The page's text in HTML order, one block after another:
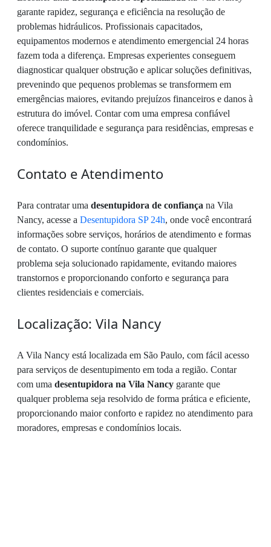
garante rapidez, segurança e eficiência na resolução de
problemas hidráulicos. Profissionais capacitados,
equipamentos modernos e atendimento emergencial 24 horas
fazem toda a diferença. Empresas experientes conseguem
diagnosticar qualquer obstrução e aplicar soluções definitivas,
prevenindo que pequenos problemas se transformem em
emergências maiores, evitando prejuízos financeiros e danos à
estrutura do imóvel. Contar com uma empresa confiável
oferece tranquilidade e segurança para residências, empresas e
condomínios.
Contato e Atendimento
Para contratar uma desentupidora de confiança na Vila
Nancy, acesse a Desentupidora SP 24h, onde você encontrará
informações sobre serviços, horários de atendimento e formas
de contato. O suporte contínuo garante que qualquer
problema seja solucionado rapidamente, evitando maiores
transtornos e proporcionando conforto e segurança para
clientes residenciais e comerciais.
Localização: Vila Nancy
A Vila Nancy está localizada em São Paulo, com fácil acesso
para serviços de desentupimento em toda a região. Contar
com uma desentupidora na Vila Nancy garante que
qualquer problema seja resolvido de forma prática e eficiente,
proporcionando maior conforto e rapidez no atendimento para
moradores, empresas e condomínios locais.